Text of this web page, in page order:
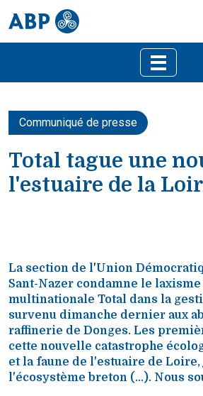
Communiqué de presse
Total tague une
l'estuaire de la
La section de l'Union
Sant-Nazer condamne le laxisme
multinationale Total dans la
survenu dimanche dernier aux
raffinerie de Donges. Les
cette nouvelle catastrophe
et la faune de l'estuaire de Loire,
l'écosystème breton (...). Nous